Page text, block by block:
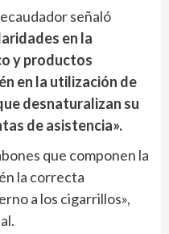
señaló
en la
y productos
en la utilización de
desnaturalizan su
de asistencia».
que componen la
la correcta
a los cigarrillos»,